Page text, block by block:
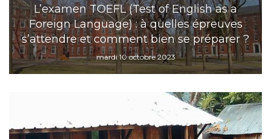
L’examen TOEFL (Test of English as a
Foreign Language) : à quelles épreuves
s’attendre et comment bien se préparer ?
mardi 10 octobre 2023